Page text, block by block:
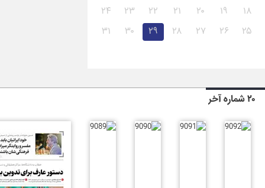
۱۸
۱۹ ۲۰ ۲۱ ۲۲ ۲۳
۲۴
۲۵
۲۶ ۲۷ ۲۸ ۲۹ ۳۰ ۳۱
۲۰ شماره آخر